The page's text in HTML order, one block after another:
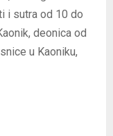
i sutra od 10 do
deonica od
u Kaoniku,